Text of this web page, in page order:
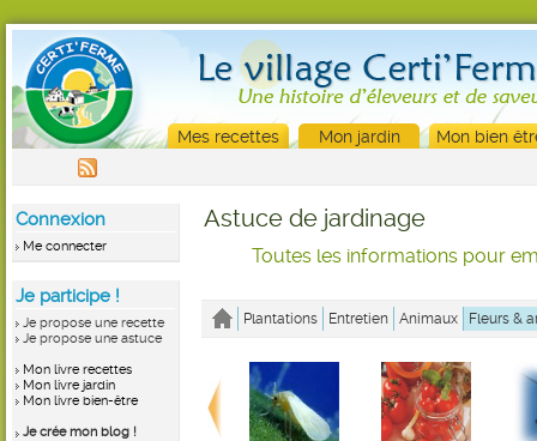
Mes recettes Mon jardin Mon bien
Connexion
Me connecter
Je participe !
Je propose une recette
Je propose une astuce
Mon livre recettes
Mon livre jardin
Mon livre bien-être
Je crée mon blog !
Astuce de jardinage
Toutes les informations pour
Plantations Entretien Animaux Fleurs &